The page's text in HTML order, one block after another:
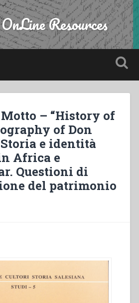
Resources
– “History of
of Don
e identità
Africa e
Questioni di
del patrimonio